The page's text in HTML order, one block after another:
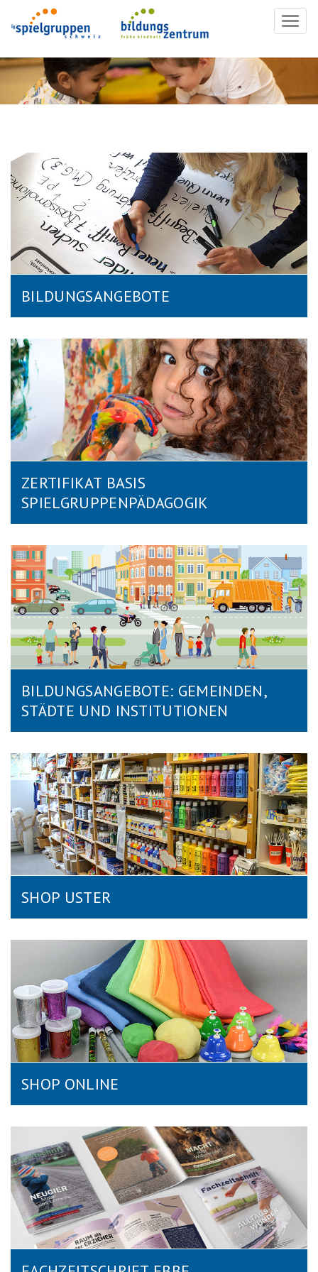
BILDUNGSANGEBOTE
ZERTIFIKAT BASIS
SPIELGRUPPENPÄDAGOGIK
BILDUNGSANGEBOTE: GEMEINDEN,
STÄDTE UND INSTITUTIONEN
SHOP USTER
SHOP ONLINE